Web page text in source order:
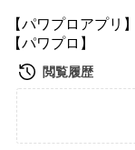
【パワプロアプリ
【パワプロ】